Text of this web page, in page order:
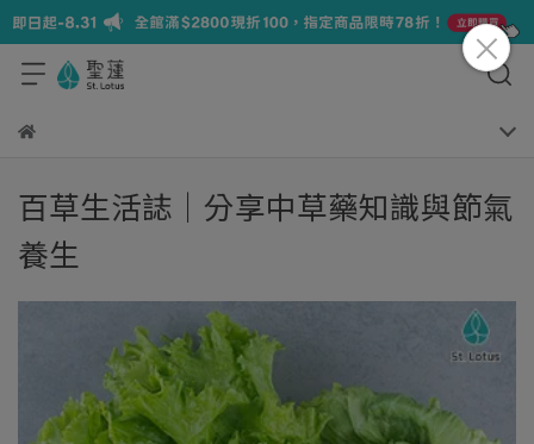
百草生活誌｜分享中草藥知識與節氣
養生